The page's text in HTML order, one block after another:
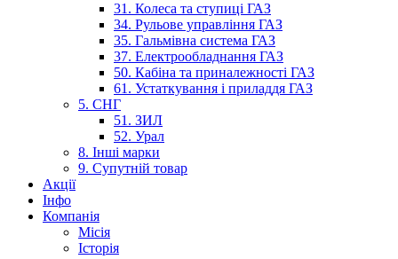
31. Колеса та ступиці ГАЗ
34. Рульове управління ГАЗ
35. Гальмівна система ГАЗ
37. Електрообладнання ГАЗ
50. Кабіна та приналежності ГАЗ
61. Устаткування і приладдя ГАЗ
5. СНГ
51. ЗИЛ
52. Урал
8. Інші марки
9. Супутній товар
Акції
Інфо
Компанія
Місія
Історія